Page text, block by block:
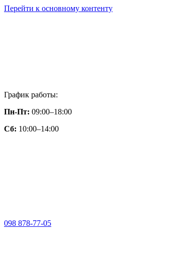
Перейти к основному контенту
График работы:
Пн-Пт: 09:00–18:00
Сб: 10:00–14:00
098 878-77-05